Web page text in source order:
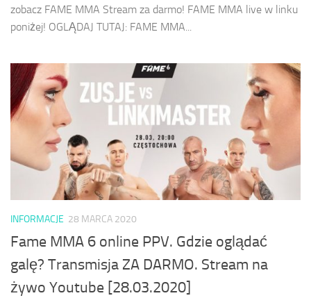
zobacz FAME MMA Stream za darmo! FAME MMA live w linku
poniżej! OGLĄDAJ TUTAJ: FAME MMA...
INFORMACJE 28 MARCA 2020
Fame MMA 6 online PPV. Gdzie oglądać
galę? Transmisja ZA DARMO. Stream na
żywo Youtube [28.03.2020]